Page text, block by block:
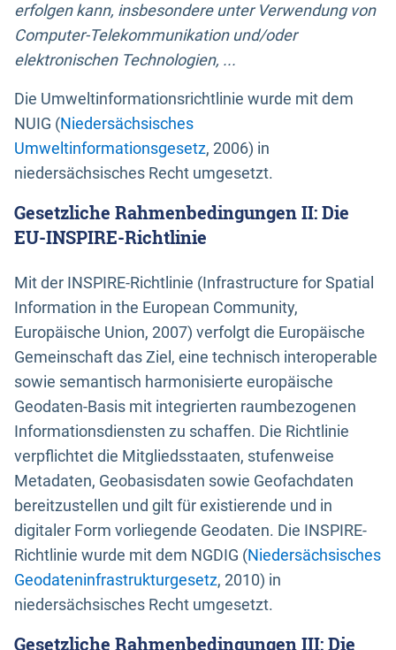
erfolgen kann, insbesondere unter Verwendung von
Computer-Telekommunikation und/oder
elektronischen Technologien, ...
Die Umweltinformationsrichtlinie wurde mit dem
NUIG (Niedersächsisches
Umweltinformationsgesetz, 2006) in
niedersächsisches Recht umgesetzt.
Gesetzliche Rahmenbedingungen II: Die
EU-INSPIRE-Richtlinie
Mit der INSPIRE-Richtlinie (Infrastructure for Spatial
Information in the European Community,
Europäische Union, 2007) verfolgt die Europäische
Gemeinschaft das Ziel, eine technisch interoperable
sowie semantisch harmonisierte europäische
Geodaten-Basis mit integrierten raumbezogenen
Informationsdiensten zu schaffen. Die Richtlinie
verpflichtet die Mitgliedsstaaten, stufenweise
Metadaten, Geobasisdaten sowie Geofachdaten
bereitzustellen und gilt für existierende und in
digitaler Form vorliegende Geodaten. Die INSPIRE-
Richtlinie wurde mit dem NGDIG (Niedersächsisches
Geodateninfrastrukturgesetz, 2010) in
niedersächsisches Recht umgesetzt.
Gesetzliche Rahmenbedingungen III: Die